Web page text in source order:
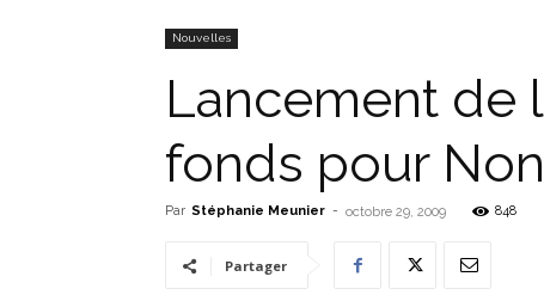
Nouvelles
Lancement de
fonds pour
Par Stéphanie Meunier - octobre 29, 2009 848
Partager